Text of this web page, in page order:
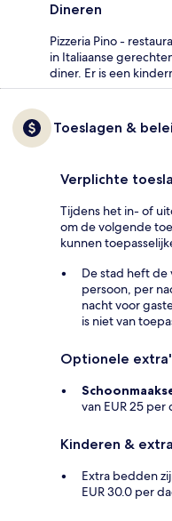
Dineren
Pizzeria Pino -
in Italiaanse
diner. Er is een
Toeslagen &
Verplichte
Tijdens het in- of
om de volgende
kunnen
De stad heft de
persoon, per
nacht voor
is niet van
Optionele
van EUR 25 per
Kinderen &
Extra bedden
EUR 30.0 per